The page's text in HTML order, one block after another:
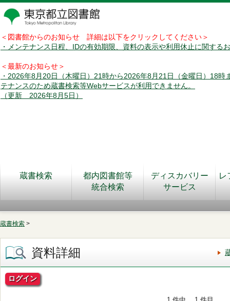
＜図書館からのお知らせ 詳細は以下をクリックしてください＞
・メンテナンス日程、IDの有効期限、資料の表示や利用休止に関する
＜最新のお知らせ＞
・2026年8月20日（木曜日）21時から2026年8月21日（金曜日）18時
テナンスのため蔵書検索等Webサービスが利用できません。
（更新 2026年8月5日）
蔵書検索
都内図書館等
統合検索
ディスカバリー
サービス
レ
蔵書検索 >
資料詳細
ログイン